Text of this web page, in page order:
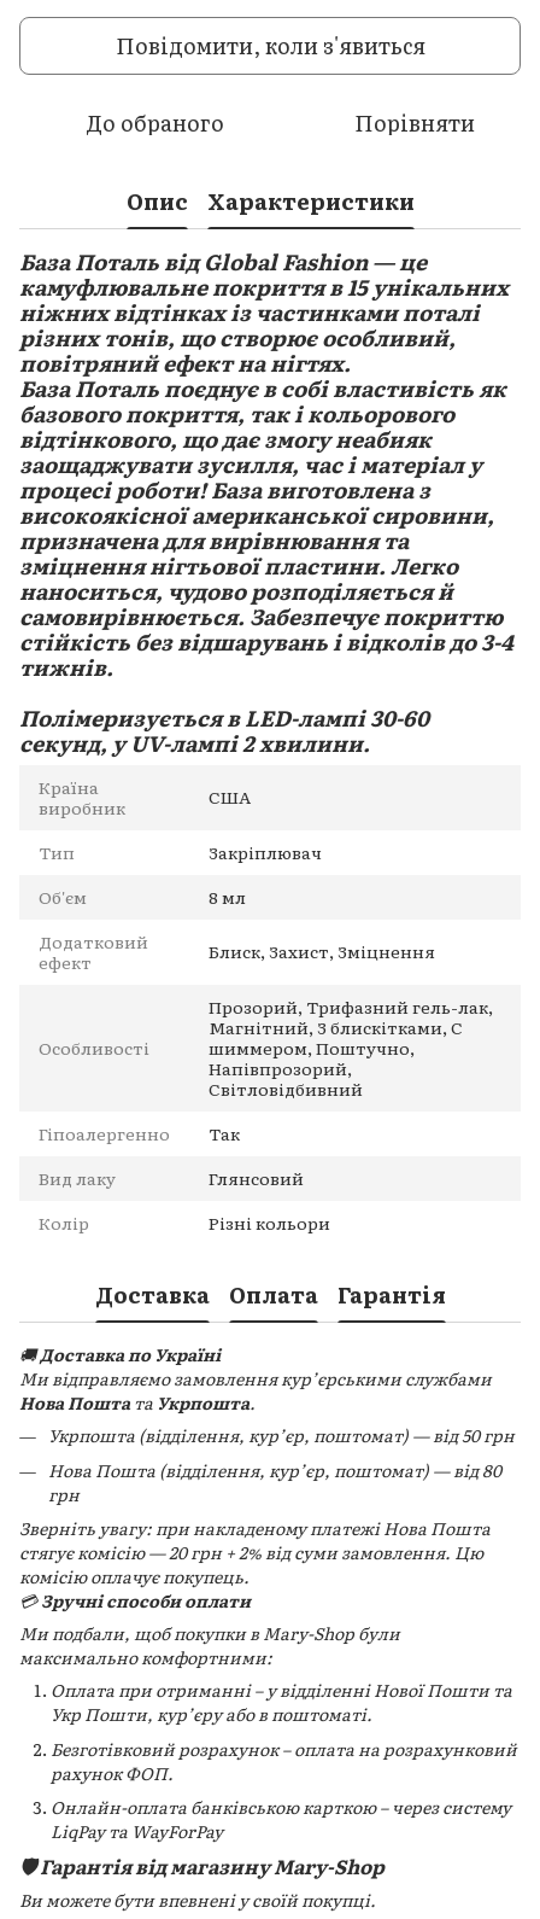
Повідомити, коли з'явиться
До обраного Порівняти
Опис
Характеристики
База Поталь від Global Fashion — це
камуфлювальне покриття в 15 унікальних
ніжних відтінках із частинками поталі
різних тонів, що створює особливий,
повітряний ефект на нігтях.
База Поталь поєднує в собі властивість як
базового покриття, так і кольорового
відтінкового, що дає змогу неабияк
заощаджувати зусилля, час і матеріал у
процесі роботи! База виготовлена з
високоякісної американської сировини,
призначена для вирівнювання та
зміцнення нігтьової пластини. Легко
наноситься, чудово розподіляється й
самовирівнюється. Забезпечує покриттю
стійкість без відшарувань і відколів до 3-4
тижнів.
Полімеризується в LED-лампі 30-60
секунд, у UV-лампі 2 хвилини.
Країна
виробник
США
Тип
Закріплювач
Об'єм
8 мл
Додатковий
ефект
Блиск, Захист, Зміцнення
Особливості
Прозорий, Трифазний гель-лак,
Магнітний, З блискітками, С
шиммером, Поштучно,
Напівпрозорий,
Світловідбивний
Гіпоалергенно
Так
Вид лаку
Глянсовий
Колір
Різні кольори
Доставка Оплата Гарантія
🚚Доставка по Україні
Ми відправляємо замовлення кур’єрськими службами
Нова Поштата Укрпошта.
Укрпошта (відділення, кур’єр, поштомат) — від 50 грн
Нова Пошта (відділення, кур’єр, поштомат) — від 80
грн
Зверніть увагу: при накладеному платежі Нова Пошта
стягує комісію — 20 грн + 2% від суми замовлення. Цю
комісію оплачує покупець.
💳Зручні способи оплати
Ми подбали, щоб покупки в Mary-Shop були
максимально комфортними:
Оплата при отриманні – у відділенні Нової Пошти та
Укр Пошти, кур’єру або в поштоматі.
Безготівковий розрахунок – оплата на розрахунковий
рахунок ФОП.
Онлайн-оплата банківською карткою – через систему
LiqPay та WayForPay
🛡️ Гарантія від магазину Mary-Shop
Ви можете бути впевнені у своїй покупці.